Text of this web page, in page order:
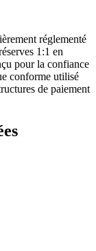
réglementé
1:1 en
pour la confiance
conforme utilisé
de paiement